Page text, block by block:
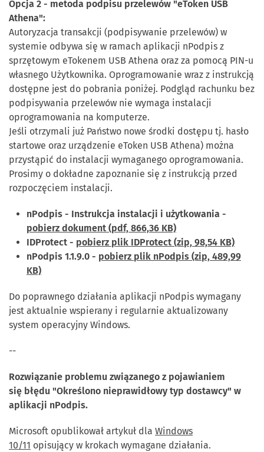
Opcja 2 - metoda podpisu przelewów "eToken USB
Athena":
Autoryzacja transakcji (podpisywanie przelewów) w
systemie odbywa się w ramach aplikacji nPodpis z
sprzętowym eTokenem USB Athena oraz za pomocą PIN-u
własnego Użytkownika. Oprogramowanie wraz z instrukcją
dostępne jest do pobrania poniżej. Podgląd rachunku bez
podpisywania przelewów nie wymaga instalacji
oprogramowania na komputerze.
Jeśli otrzymali już Państwo nowe środki dostępu tj. hasło
startowe oraz urządzenie eToken USB Athena) można
przystąpić do instalacji wymaganego oprogramowania.
Prosimy o dokładne zapoznanie się z instrukcją przed
rozpoczęciem instalacji.
nPodpis - Instrukcja instalacji i użytkowania -
pobierz dokument (pdf, 866,36 KB)
IDProtect - pobierz plik IDProtect (zip, 98,54 KB)
nPodpis 1.1.9.0 - pobierz plik nPodpis (zip, 489,99
KB)
Do poprawnego działania aplikacji nPodpis wymagany
jest aktualnie wspierany i regularnie aktualizowany
system operacyjny Windows.
--
Rozwiązanie problemu związanego z pojawianiem
się błędu "Określono nieprawidłowy typ dostawcy" w
aplikacji nPodpis.
Microsoft opublikował artykuł dla Windows
10/11 opisujący w krokach wymagane działania.